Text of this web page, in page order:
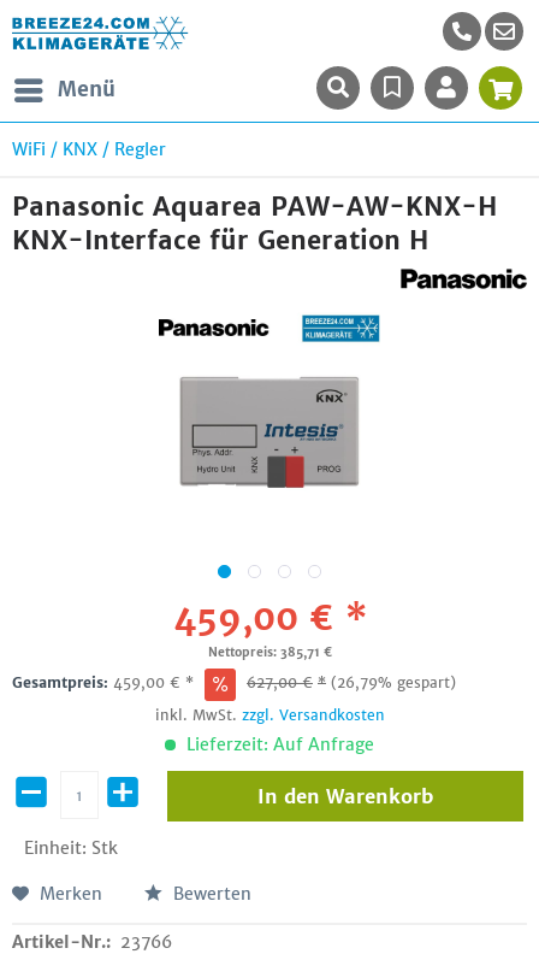
Menü
WiFi / KNX / Regler
Panasonic Aquarea PAW-AW-KNX-H
KNX-Interface für Generation H
459,00 € *
Nettopreis: 385,71 €
Gesamtpreis: 459,00 € * 627,00€ * (26,79% gespart)
inkl. MwSt. zzgl. Versandkosten
Lieferzeit: Auf Anfrage
Einheit: Stk
In den Warenkorb
Merken Bewerten
Artikel-Nr.: 23766